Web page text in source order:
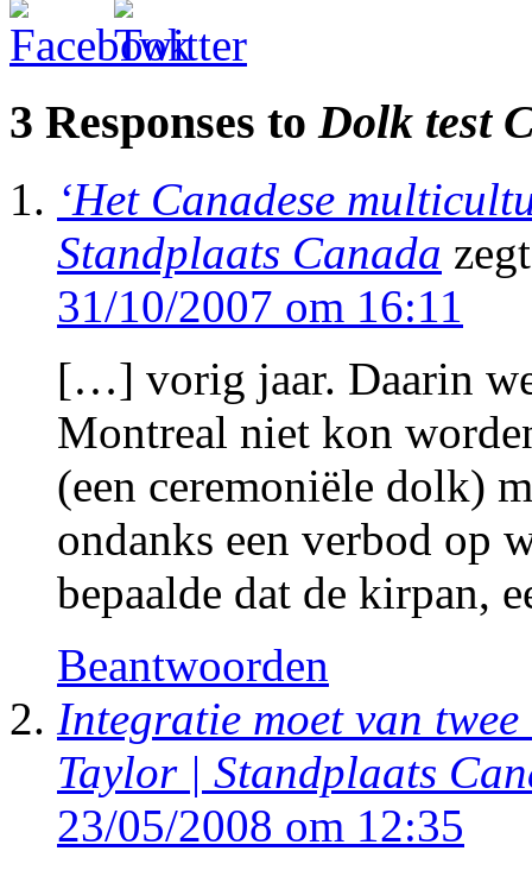
3 Responses toDolk test
‘Het Canadese
Standplaats Canada
31/10/2007 om 16:11
[…] vorig jaar. Daarin
Montreal niet kon
(een ceremoniële dolk)
ondanks een verbod op
bepaalde dat de kirpan,
Beantwoorden
Integratie moet van
Taylor | Standplaats
23/05/2008 om 12:35